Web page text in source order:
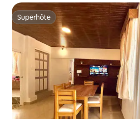
Superhôte
Superhôte